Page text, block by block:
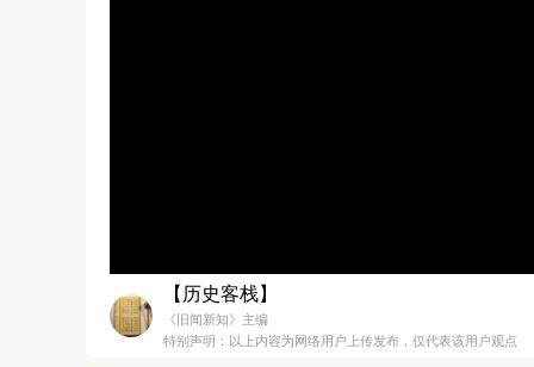
【历史客栈】
《旧闻新知》主编
特别声明：以上内容为网络用户上传发布，仅代表该用户观点